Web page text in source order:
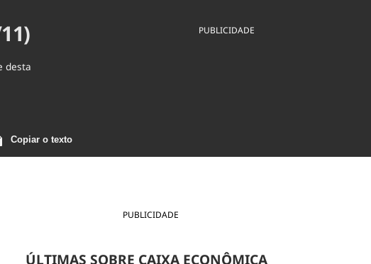
Comportamento
desta
Copiar o texto
PUBLICIDADE
PUBLICIDADE
ÚLTIMAS SOBRE CAIXA ECONÔMICA